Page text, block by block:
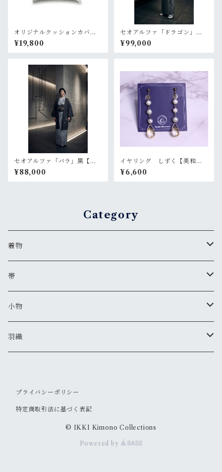
オリジナルクッションカバ
ー アイスブルー
¥19,800
セオアルファ「ドラゴン」グ
レー【メンズ 単衣 浴衣
プレタ 仕立て上がり】
¥99,000
セオアルファ「バラ」黒【羽
織 プレタ 仕立て上がり】
¥88,000
イヤリング しずく【美和
香】
¥6,600
Category
着物
夏着物
セオアルファ(レディース)
セオアルファ(メンズ)
帯
半巾帯
小物
美和香
ピアス・イヤリング
羽織
セオアルファ(メンズ)
プライバシーポリシー
特定商取引法に基づく表記
© IKKI Kimono Collections
Powered by